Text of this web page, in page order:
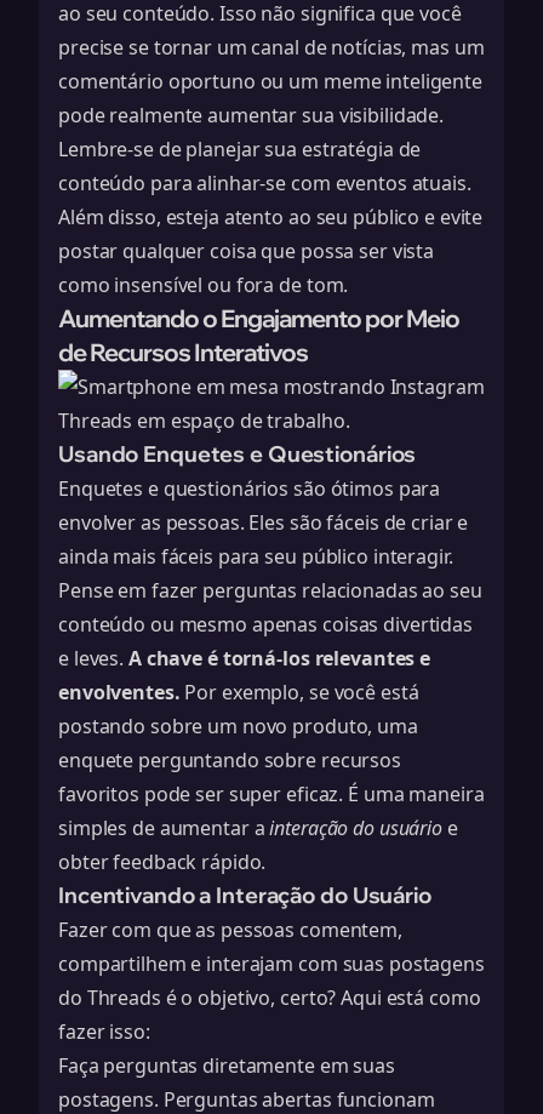
ao seu conteúdo. Isso não significa que você
precise se tornar um canal de notícias, mas um
comentário oportuno ou um meme inteligente
pode realmente aumentar sua visibilidade.
Lembre-se deplanejar sua estratégia de
conteúdo para alinhar-se com eventos atuais.
Além disso, esteja atento ao seu público e evite
postar qualquer coisa que possa ser vista
como insensível ou fora de tom.
Aumentando o Engajamento por Meio
de Recursos Interativos
Usando Enquetes e Questionários
Enquetes e questionários são ótimos para
envolver as pessoas. Eles são fáceis de criar e
ainda mais fáceis para seu público interagir.
Pense em fazer perguntas relacionadas ao seu
conteúdo ou mesmo apenas coisas divertidas
e leves. A chave é torná-los relevantes e
envolventes. Por exemplo, se você está
postando sobre um novo produto, uma
enquete perguntando sobre recursos
favoritos pode ser super eficaz. É uma maneira
simples de aumentar ainteração do usuárioe
obter feedback rápido.
Incentivando a Interação do Usuário
Fazer com que as pessoas comentem,
compartilhem e interajam com suas postagens
do Threads é o objetivo, certo? Aqui está como
fazer isso:
Faça perguntas diretamente em suas
postagens. Perguntas abertas funcionam